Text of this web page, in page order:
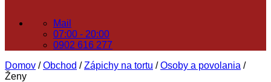
Mail
07:00 - 20:00
0902 616 277
Domov / Obchod / Zápichy na tortu / Osoby a povolania /
Ženy